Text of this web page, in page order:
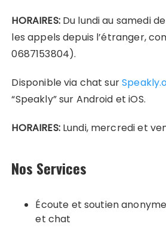
HORAIRES:Du lundi au samedi
les appels depuis l’étranger,
0687153804).
Disponible via chat sur
“Speakly” sur Android et iOS.
HORAIRES:Lundi, mercredi et
Nos Services
Écoute et soutien
et chat